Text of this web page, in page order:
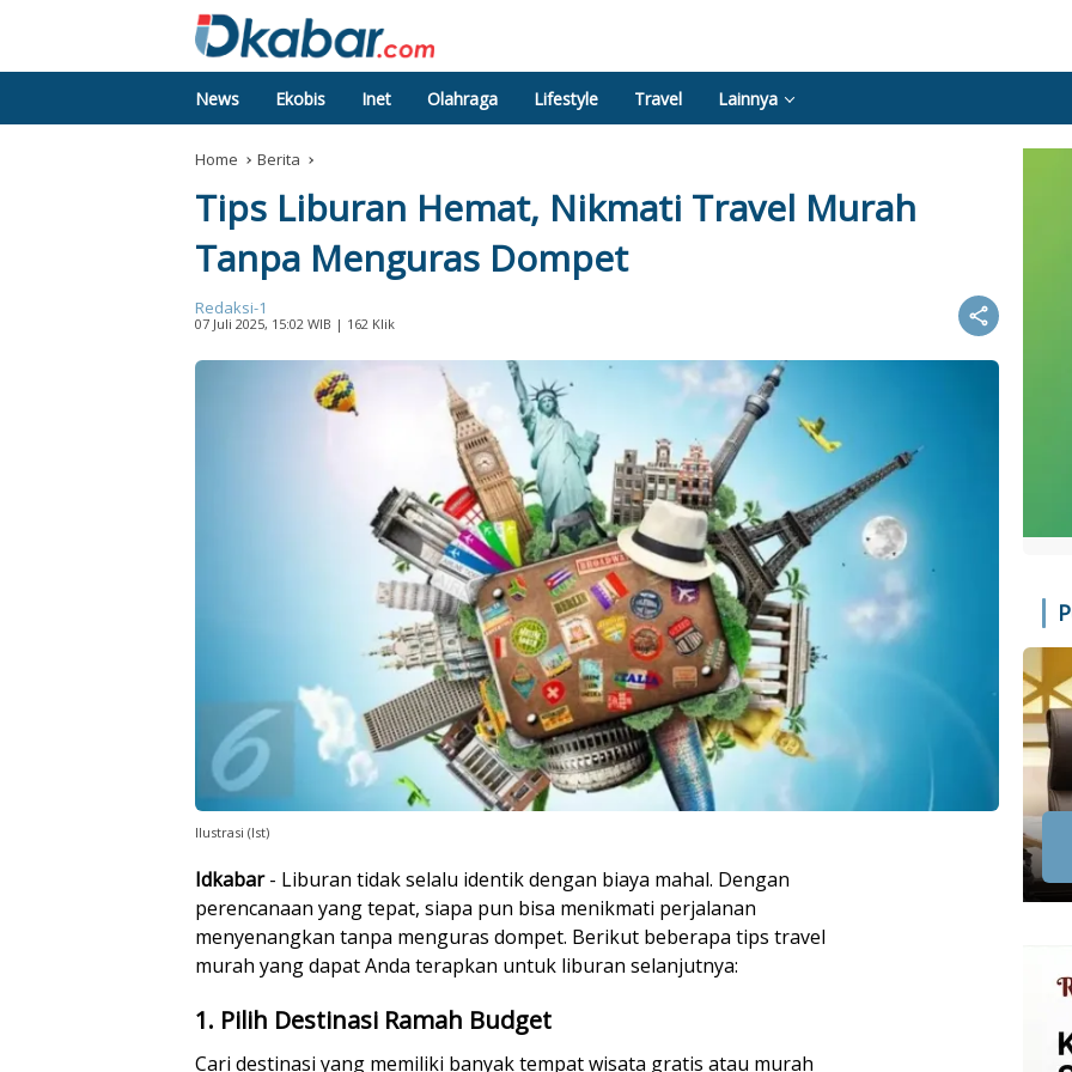
News Ekobis Inet Olahraga Lifestyle Travel Lainnya
Home Berita
Tips Liburan Hemat, Nikmati Travel Murah
Tanpa Menguras Dompet
Redaksi-1
07 Juli 2025, 15:02 WIB | 162 Klik
Ilustrasi (Ist)
Idkabar- Liburan tidak selalu identik dengan biaya mahal. Dengan
perencanaan yang tepat, siapa pun bisa menikmati perjalanan
menyenangkan tanpa menguras dompet. Berikut beberapa tips travel
murah yang dapat Anda terapkan untuk liburan selanjutnya:
1. Pilih Destinasi Ramah Budget
Cari destinasi yang memiliki banyak tempat wisata gratis atau murah